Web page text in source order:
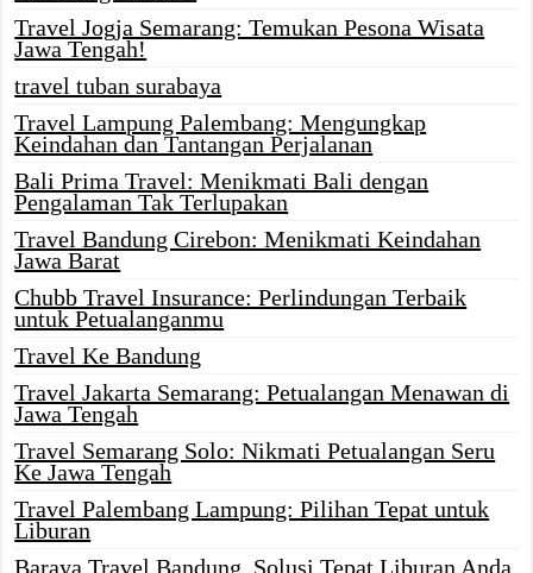
Travel Jogja Semarang: Temukan Pesona Wisata
Jawa Tengah!
travel tuban surabaya
Travel Lampung Palembang: Mengungkap
Keindahan dan Tantangan Perjalanan
Bali Prima Travel: Menikmati Bali dengan
Pengalaman Tak Terlupakan
Travel Bandung Cirebon: Menikmati Keindahan
Jawa Barat
Chubb Travel Insurance: Perlindungan Terbaik
untuk Petualanganmu
Travel Ke Bandung
Travel Jakarta Semarang: Petualangan Menawan di
Jawa Tengah
Travel Semarang Solo: Nikmati Petualangan Seru
Ke Jawa Tengah
Travel Palembang Lampung: Pilihan Tepat untuk
Liburan
Baraya Travel Bandung, Solusi Tepat Liburan Anda